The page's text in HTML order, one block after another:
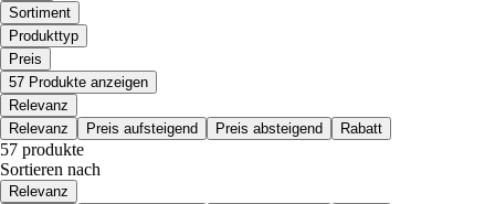
Sortiment
Produkttyp
Preis
57 Produkte anzeigen
Relevanz
Relevanz
Preis aufsteigend Preis absteigend Rabatt
57 produkte
Sortieren nach
Relevanz